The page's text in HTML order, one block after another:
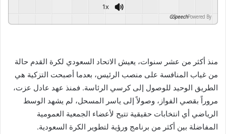
1x
Powered By
GSpeech
منذ أكثر من عشر سنوات، يعيش الاتحاد السعودي لكرة القدم حالة
من غياب المنافسة على منصب الرئيس، بعدما أصبحت التزكية هي
الطريق الوحيد للوصول إلى كرسي الرئاسة. فمنذ عهد عادل عزت،
مروراً بقصي الفواز، وصولاً إلى ياسر المسحل، لم يشهد الوسط
الرياضي أي انتخابات حقيقية تتيح لأعضاء الجمعية العمومية
المفاضلة بين أكثر من برنامج ورؤية لتطوير الكرة السعودية.